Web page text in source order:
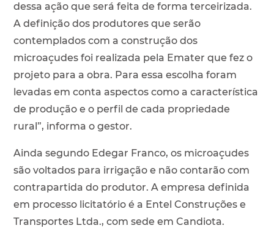
dessa ação que será feita de forma terceirizada.
A definição dos produtores que serão
contemplados com a construção dos
microaçudes foi realizada pela Emater que fez o
projeto para a obra. Para essa escolha foram
levadas em conta aspectos como a característica
de produção e o perfil de cada propriedade
rural”, informa o gestor.
Ainda segundo Edegar Franco, os microaçudes
são voltados para irrigação e não contarão com
contrapartida do produtor. A empresa definida
em processo licitatório é a Entel Construções e
Transportes Ltda., com sede em Candiota.